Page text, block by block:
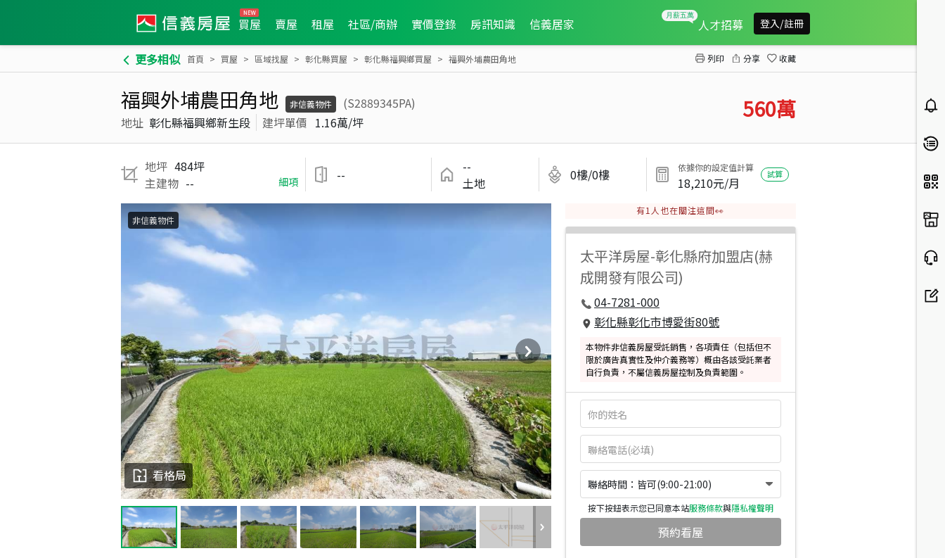
買屋 賣屋 租屋 社區/商辦 實價登錄 房訊知識 信義居家 人才招募 登入/註冊
更多相似 首頁 買屋 區域找屋 彰化縣買屋 彰化縣福興鄉買屋 福興外埔農田角地 列印 分享 收藏
福興外埔農田角地 非信義物件
(S2889345PA)
地址 彰化縣福興鄉新生段 建坪單價 1.16萬/坪 560萬
地坪 484坪
主建物 -- 細項 --
--
土地
0樓/0樓 依據你的設定值計算
18,210元/月
試算
看格局
非信義物件
有1 人也在關注這間👀
太平洋房屋-彰化縣府加盟店(赫
成開發有限公司)
04-7281-000
彰化縣彰化市博愛街80號
本物件非信義房屋受託銷售，各項責任（包括但不
限於廣告真實性及仲介義務等）概由各該受託業者
自行負責，不屬信義房屋控制及負責範圍。
聯絡時間：皆可(9:00-21:00)
按下按鈕表示您已同意本站服務條款與隱私權聲明
預約看屋